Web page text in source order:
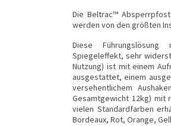
Die Beltrac™
werden von den größten
Diese Führungslösung
Spiegeleffekt, sehr
Nutzung) ist mit einem
ausgestattet, einem
versehentlichem
Gesamtgewicht 12kg) mit
vielen Standardfarben
Bordeaux, Rot, Orange,